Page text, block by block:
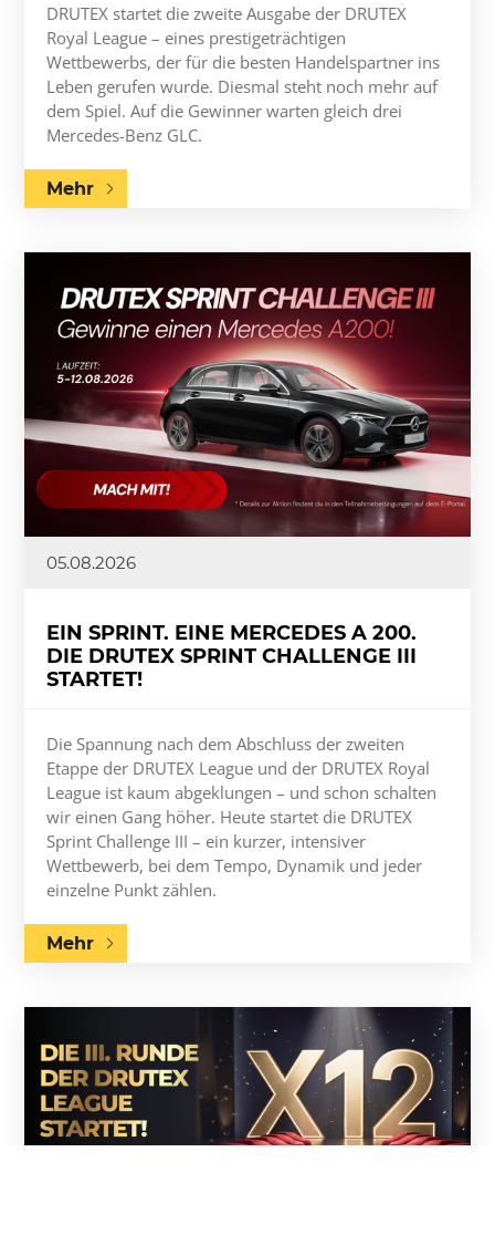
DRUTEX startet die zweite Ausgabe der DRUTEX
Royal League – eines prestigeträchtigen
Wettbewerbs, der für die besten Handelspartner ins
Leben gerufen wurde. Diesmal steht noch mehr auf
dem Spiel. Auf die Gewinner warten gleich drei
Mercedes-Benz GLC.
Mehr
05.08.2026
EIN SPRINT. EINE MERCEDES A 200.
DIE DRUTEX SPRINT CHALLENGE III
STARTET!
Die Spannung nach dem Abschluss der zweiten
Etappe der DRUTEX League und der DRUTEX Royal
League ist kaum abgeklungen – und schon schalten
wir einen Gang höher. Heute startet die DRUTEX
Sprint Challenge III – ein kurzer, intensiver
Wettbewerb, bei dem Tempo, Dynamik und jeder
einzelne Punkt zählen.
Mehr